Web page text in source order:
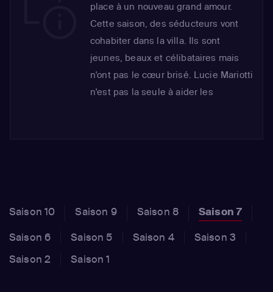
place à un nouveau grand amour.
Cette saison, des séducteurs vont
cohabiter dans la villa. Ils sont
jeunes, beaux et célibataires mais
n'ont pas le cœur brisé. Lucie Mariotti
n'est pas la seule à aider les
Saison 10 Saison 9 Saison 8
Saison 7
Saison 6
Saison 5 Saison 4
Saison 3
Saison 2
Saison 1